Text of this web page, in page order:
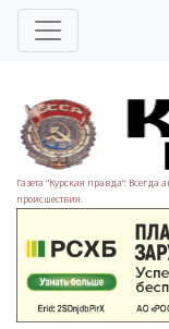
Газета "Курская правда". Всегда
происшествия.